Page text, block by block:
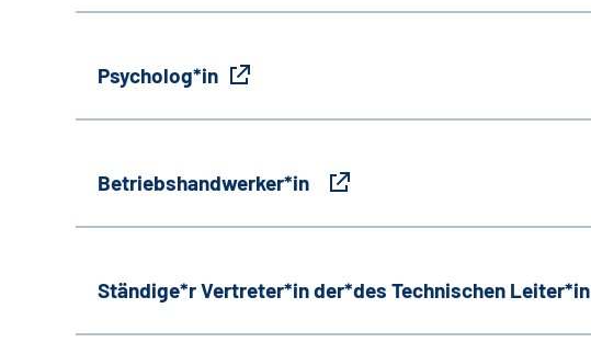
Psycholog*in
Betriebshandwerker*in
Ständige*r Vertreter*in der*des Technischen Leiter*in